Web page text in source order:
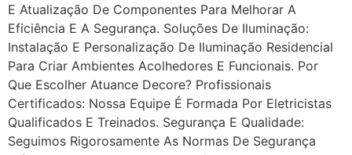
E Atualização De Componentes Para Melhorar A
Eficiência E A Segurança. Soluções De Iluminação:
Instalação E Personalização De Iluminação Residencial
Para Criar Ambientes Acolhedores E Funcionais. Por
Que Escolher Atuance Decore? Profissionais
Certificados: Nossa Equipe É Formada Por Eletricistas
Qualificados E Treinados. Segurança E Qualidade:
Seguimos Rigorosamente As Normas De Segurança